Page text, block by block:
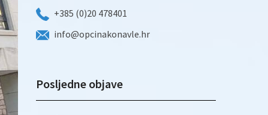
+385 (0)20 478401
info@opcinakonavle.hr
Posljedne objave